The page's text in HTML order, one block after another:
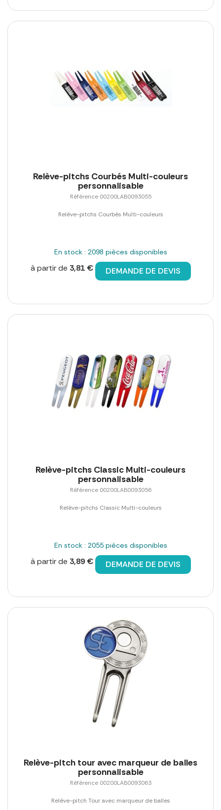
Relève-pitchs Courbés Multi-couleurs
personnalisable
Référence 00200LAB0093055
Relève-pitchs Courbés Multi-couleurs
En stock : 2098 pièces disponibles
à partir de 3,81 € DEMANDE DE DEVIS
Relève-pitchs Classic Multi-couleurs
personnalisable
Référence 00200LAB0093056
Relève-pitchs Classic Multi-couleurs
En stock : 2055 pièces disponibles
à partir de 3,89 € DEMANDE DE DEVIS
Relève-pitch tour avec marqueur de balles
personnalisable
Référence 00200LAB0093063
Relève-pitch Tour avec marqueur de balles